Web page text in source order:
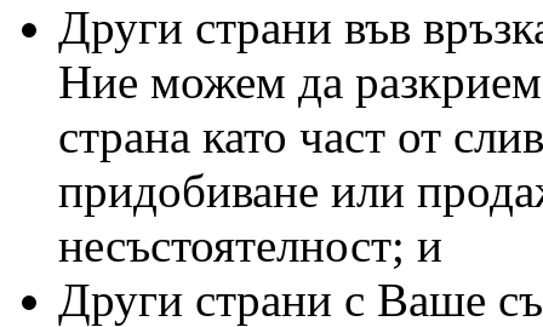
Други страни във
Ние можем да
страна като част от
придобиване или
несъстоятелност; и
Други страни с Ваше